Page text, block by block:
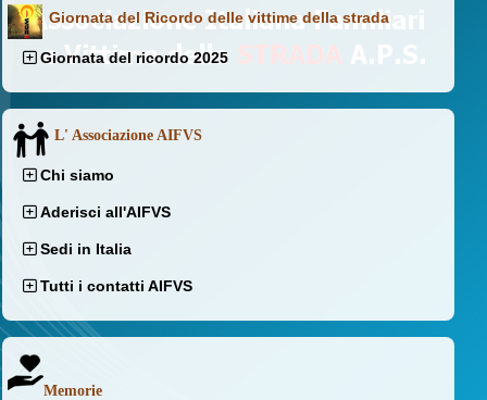
Giornata del Ricordo delle vittime della strada
Giornata del ricordo 2025
L' Associazione AIFVS
Chi siamo
Aderisci all'AIFVS
Sedi in Italia
Tutti i contatti AIFVS
Memorie